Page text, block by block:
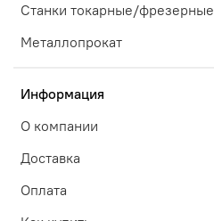
Станки токарные/фрезерные
Металлопрокат
Информация
О компании
Доставка
Оплата